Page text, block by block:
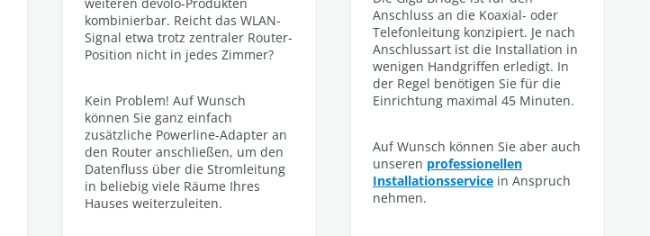
kombinierbar. Reicht das WLAN-
Signal etwa trotz zentraler Router-
Position nicht in jedes Zimmer?
Kein Problem! Auf Wunsch
können Sie ganz einfach
zusätzliche Powerline-Adapter an
den Router anschließen, um den
Datenfluss über die Stromleitung
in beliebig viele Räume Ihres
Hauses weiterzuleiten.
Anschluss an die Koaxial- oder
Telefonleitung konzipiert. Je nach
Anschlussart ist die Installation in
wenigen Handgriffen erledigt. In
der Regel benötigen Sie für die
Einrichtung maximal 45 Minuten.
Auf Wunsch können Sie aber auch
unseren professionellen
Installationsservice in Anspruch
nehmen.